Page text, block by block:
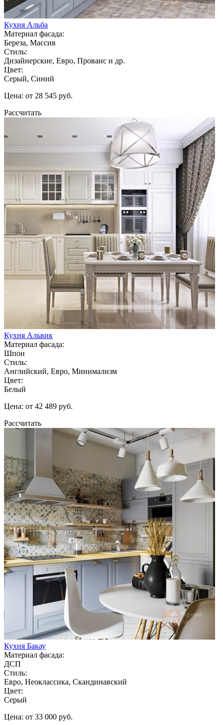
Кухня Альба
Материал фасада:
Береза, Массив
Стиль:
Дизайнерские, Евро, Прованс и др.
Цвет:
Серый, Синий
Цена: от 28 545 руб.
Рассчитать
Кухня Альвик
Материал фасада:
Шпон
Стиль:
Английский, Евро, Минимализм
Цвет:
Белый
Цена: от 42 489 руб.
Рассчитать
Кухня Бакау
Материал фасада:
ДСП
Стиль:
Евро, Неоклассика, Скандинавский
Цвет:
Серый
Цена: от 33 000 руб.